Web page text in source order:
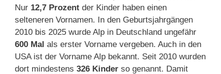
Nur 12,7 Prozent der Kinder haben einen
selteneren Vornamen. In den Geburtsjahrgängen
2010 bis 2025 wurde Alp in Deutschland ungefähr
600 Mal als erster Vorname vergeben. Auch in den
USA ist der Vorname Alp bekannt. Seit 2010 wurden
dort mindestens 326 Kinder so genannt. Damit